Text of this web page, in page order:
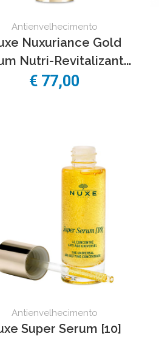
Antienvelhecimento
Nuxuriance Gold
Nutri-Revitalizant...
€ 77,00
Antienvelhecimento
Super Serum [10]